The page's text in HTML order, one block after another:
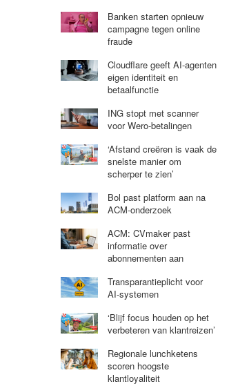
Banken starten opnieuw
campagne tegen online
fraude
Cloudflare geeft AI-agenten
eigen identiteit en
betaalfunctie
ING stopt met scanner
voor Wero-betalingen
‘Afstand creëren is vaak de
snelste manier om
scherper te zien’
Bol past platform aan na
ACM-onderzoek
ACM: CVmaker past
informatie over
abonnementen aan
Transparantieplicht voor
AI-systemen
‘Blijf focus houden op het
verbeteren van klantreizen’
Regionale lunchketens
scoren hoogste
klantloyaliteit